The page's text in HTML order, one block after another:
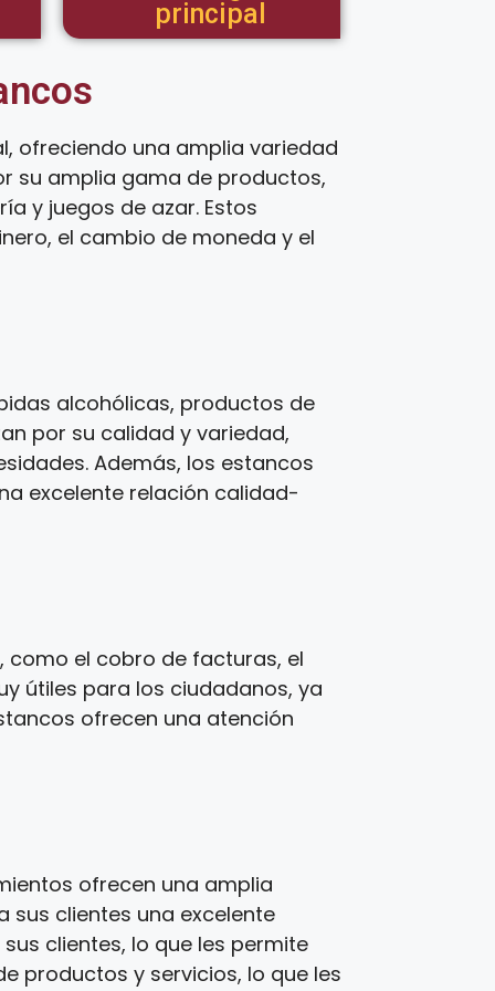
principal
ofreciendo una amplia variedad
su amplia gama de productos,
y juegos de azar. Estos
el cambio de moneda y el
alcohólicas, productos de
por su calidad y variedad,
Además, los estancos
excelente relación calidad-
como el cobro de facturas, el
útiles para los ciudadanos, ya
ofrecen una atención
ofrecen una amplia
clientes una excelente
clientes, lo que les permite
productos y servicios, lo que les